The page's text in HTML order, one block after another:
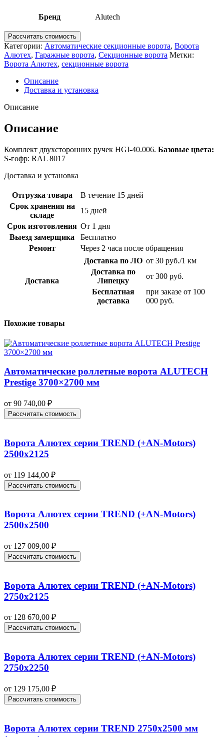
Бренд Alutech
Рассчитать стоимость
Категории: Автоматические секционные ворота, Ворота
Алютех, Гаражные ворота, Секционные ворота Метки:
Ворота Алютех, секционные ворота
Описание
Доставка и установка
Описание
Описание
Комплект двухсторонних ручек HGI-40.006. Базовые цвета:
S-гофр: RAL 8017
Доставка и установка
Отгрузка товара
В течение 15 дней
Срок хранения на
складе
15 дней
Срок изготовления От 1 дня
Выезд замерщика
Бесплатно
Ремонт
Через 2 часа после обращения
Доставка
Доставка по ЛО от 30 руб./1 км
Доставка по
Липецку
от 300 руб.
Бесплатная
доставка
при заказе от 100
000 руб.
Похожие товары
Автоматические роллетные ворота ALUTECH
Prestige 3700×2700 мм
от 90 740,00 ₽
Рассчитать стоимость
Ворота Алютех серии TREND (+AN‑Motors)
2500х2125
от 119 144,00 ₽
Рассчитать стоимость
Ворота Алютех серии TREND (+AN‑Motors)
2500х2500
от 127 009,00 ₽
Рассчитать стоимость
Ворота Алютех серии TREND (+AN‑Motors)
2750х2125
от 128 670,00 ₽
Рассчитать стоимость
Ворота Алютех серии TREND (+AN‑Motors)
2750х2250
от 129 175,00 ₽
Рассчитать стоимость
Ворота Алютех серии TREND 2750х2500 мм